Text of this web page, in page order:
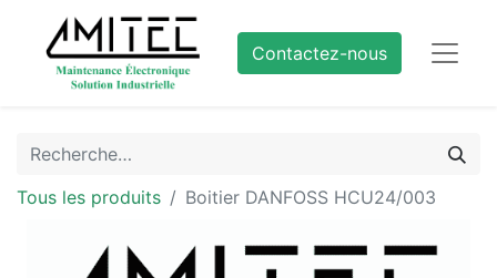
Contactez-nous
Tous les produits Boitier DANFOSS HCU24/003